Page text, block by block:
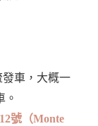
車，大概一
。
號（Monte